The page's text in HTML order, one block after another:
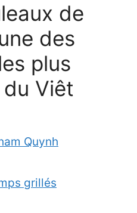
de
des
plus
Viêt
Quynh